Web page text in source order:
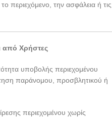
περιεχόμενο, την ασφάλεια ή τις
από Χρήστες
υποβολής περιεχομένου
παράνομου, προσβλητικού ή
περιεχομένου χωρίς